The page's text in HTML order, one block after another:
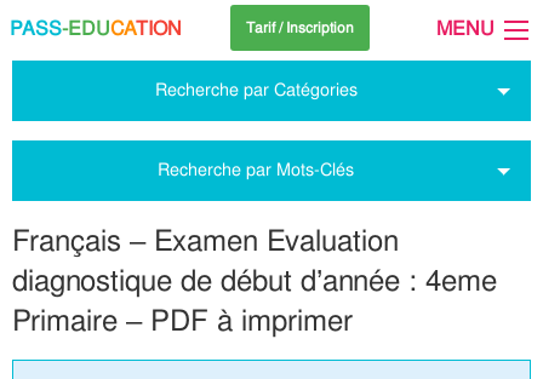
PASS-EDUCATION Tarif / Inscription MENU
Recherche par Catégories
Recherche par Mots-Clés
Français – Examen Evaluation
diagnostique de début d’année : 4eme
Primaire – PDF à imprimer